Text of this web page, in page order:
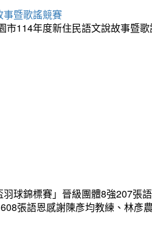
暨歌謠競賽
市114年度新住民語文說故事暨
球錦標賽」晉級團體8強207張
張語恩感謝陳彥均教練、林彥